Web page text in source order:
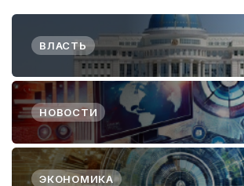
ВЛАСТЬ
НОВОСТИ
ЭКОНОМИКА